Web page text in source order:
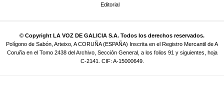
Editorial
© Copyright LA VOZ DE GALICIA S.A. Todos los derechos reservados.
Polígono de Sabón, Arteixo, A CORUÑA (ESPAÑA) Inscrita en el Registro Mercantil de A
Coruña en el Tomo 2438 del Archivo, Sección General, a los folios 91 y siguientes, hoja
C-2141. CIF: A-15000649.